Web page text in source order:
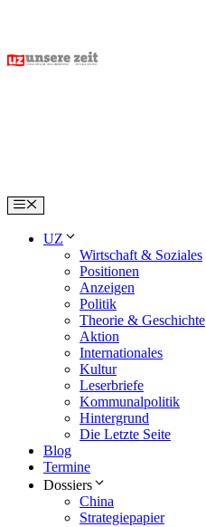
content
Menu
UZ
Wirtschaft & Soziales
Positionen
Anzeigen
Politik
Theorie & Geschichte
Aktion
Internationales
Kultur
Leserbriefe
Kommunalpolitik
Hintergrund
Die Letzte Seite
Blog
Termine
Dossiers
China
Strategiepapier